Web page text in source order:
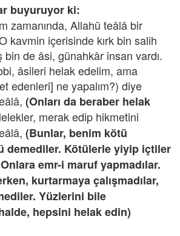
buyuruyor ki:
zamanında, Allahü teâlâ bir
kavmin içerisinde kırk bin salih
bin de âsi, günahkâr insan vardı.
âsileri helak edelim, ama
edenleri] ne yapalım?) diye
(Onları da beraber helak
merak edip hikmetini
(Bunlar, benim kötü
demediler. Kötülerle yiyip içtiler
emr-i maruf yapmadılar.
kurtarmaya çalışmadılar,
Yüzlerini bile
hepsini helak edin)